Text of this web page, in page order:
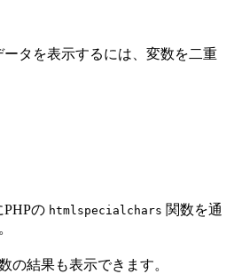
ータを表示するには、変数を二重
の htmlspecialchars 関数を通
の結果も表示できます。